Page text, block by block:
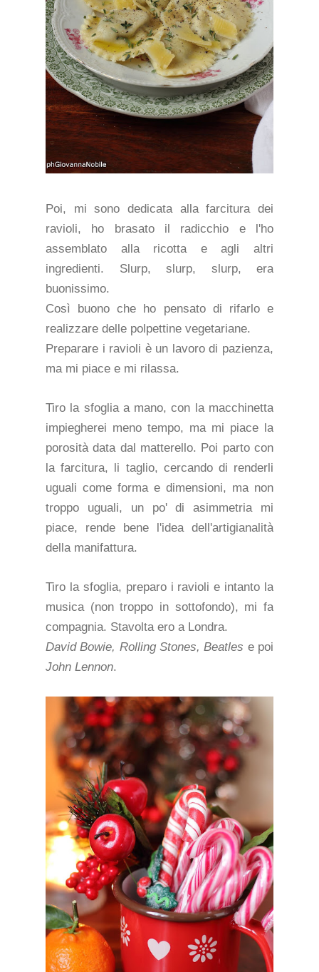
Poi, mi sono dedicata alla farcitura dei
ravioli, ho brasato il radicchio e l'ho
assemblato alla ricotta e agli altri
ingredienti. Slurp, slurp, slurp, era
buonissimo.
Così buono che ho pensato di rifarlo e
realizzare delle polpettine vegetariane.
Preparare i ravioli è un lavoro di pazienza,
ma mi piace e mi rilassa.
Tiro la sfoglia a mano, con la macchinetta
impiegherei meno tempo, ma mi piace la
porosità data dal matterello. Poi parto con
la farcitura, li taglio, cercando di renderli
uguali come forma e dimensioni, ma non
troppo uguali, un po' di asimmetria mi
piace, rende bene l'idea dell'artigianalità
della manifattura.
Tiro la sfoglia, preparo i ravioli e intanto la
musica (non troppo in sottofondo), mi fa
compagnia. Stavolta ero a Londra.
David Bowie, Rolling Stones, Beatles e poi
John Lennon.